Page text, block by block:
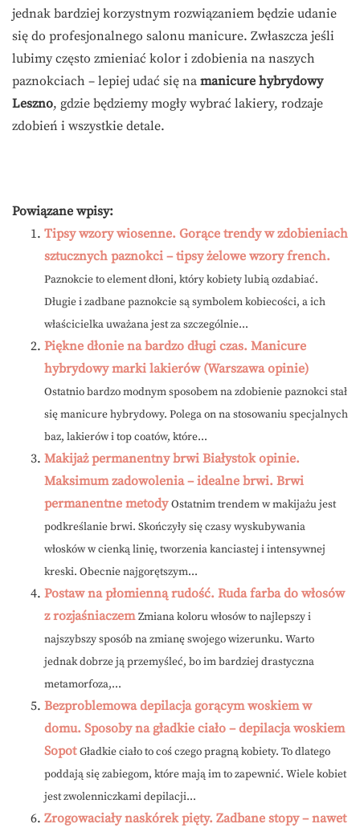
jednak bardziej korzystnym rozwiązaniem będzie udanie
się do profesjonalnego salonu manicure. Zwłaszcza jeśli
lubimy często zmieniać kolor i zdobienia na naszych
paznokciach – lepiej udać się na manicure hybrydowy
Leszno, gdzie będziemy mogły wybrać lakiery, rodzaje
zdobień i wszystkie detale.
Powiązane wpisy:
Tipsy wzory wiosenne. Gorące trendy w zdobieniach
sztucznych paznokci – tipsy żelowe wzory french.
Paznokcie to element dłoni, który kobiety lubią ozdabiać.
Długie i zadbane paznokcie są symbolem kobiecości, a ich
właścicielka uważana jest za szczególnie...
Piękne dłonie na bardzo długi czas. Manicure
hybrydowy marki lakierów (Warszawa opinie)
Ostatnio bardzo modnym sposobem na zdobienie paznokci stał
się manicure hybrydowy. Polega on na stosowaniu specjalnych
baz, lakierów i top coatów, które...
Makijaż permanentny brwi Białystok opinie.
Maksimum zadowolenia – idealne brwi. Brwi
permanentne metody Ostatnim trendem w makijażu jest
podkreślanie brwi. Skończyły się czasy wyskubywania
włosków w cienką linię, tworzenia kanciastej i intensywnej
kreski. Obecnie najgorętszym...
Postaw na płomienną rudość. Ruda farba do włosów
z rozjaśniaczem Zmiana koloru włosów to najlepszy i
najszybszy sposób na zmianę swojego wizerunku. Warto
jednak dobrze ją przemyśleć, bo im bardziej drastyczna
metamorfoza,...
Bezproblemowa depilacja gorącym woskiem w
domu. Sposoby na gładkie ciało – depilacja woskiem
Sopot Gładkie ciało to coś czego pragną kobiety. To dlatego
poddają się zabiegom, które mają im to zapewnić. Wiele kobiet
jest zwolenniczkami depilacji...
Zrogowaciały naskórek pięty. Zadbane stopy – nawet